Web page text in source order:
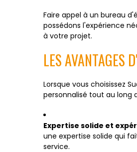
Faire appel à un bureau
possédons l'expérience
à votre projet.
LES AVANTAGES
Lorsque vous choisissez
personnalisé tout au long
Expertise solide et
une expertise solide qui
service.